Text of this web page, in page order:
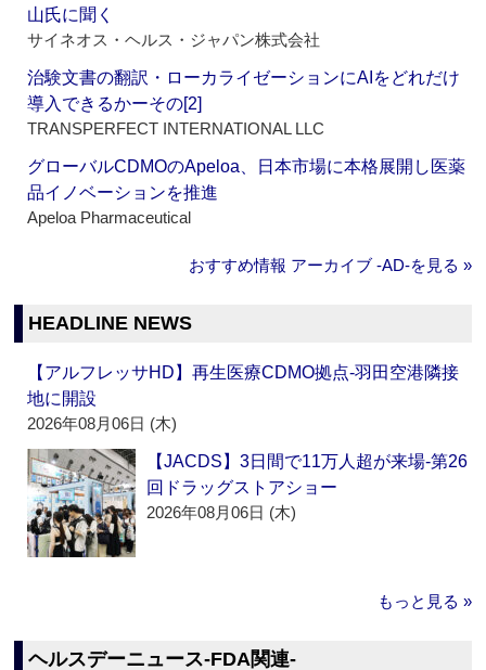
山氏に聞く
サイネオス・ヘルス・ジャパン株式会社
治験文書の翻訳・ローカライゼーションにAIをどれだけ
導入できるかーその[2]
TRANSPERFECT INTERNATIONAL LLC
グローバルCDMOのApeloa、日本市場に本格展開し医薬
品イノベーションを推進
Apeloa Pharmaceutical
おすすめ情報 アーカイブ ‐AD‐を見る »
HEADLINE NEWS
【アルフレッサHD】再生医療CDMO拠点‐羽田空港隣接
地に開設
2026年08月06日 (木)
【JACDS】3日間で11万人超が来場‐第26
回ドラッグストアショー
2026年08月06日 (木)
もっと見る »
ヘルスデーニュース‐FDA関連‐